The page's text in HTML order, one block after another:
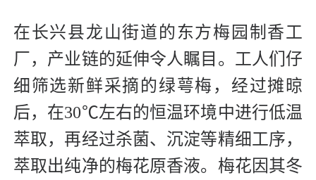
在长兴县龙山街道的东方梅园制香工
厂，产业链的延伸令人瞩目。工人们仔
细筛选新鲜采摘的绿萼梅，经过摊晾
后，在30℃左右的恒温环境中进行低温
萃取，再经过杀菌、沉淀等精细工序，
萃取出纯净的梅花原香液。梅花因其冬